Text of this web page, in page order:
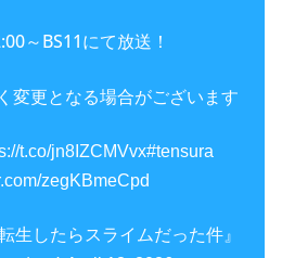
～BS11にて放送！
変更となる場合がございます
t.co/jn8IZCMVvx#tensura
zegKBmeCpd
したらスライムだった件』